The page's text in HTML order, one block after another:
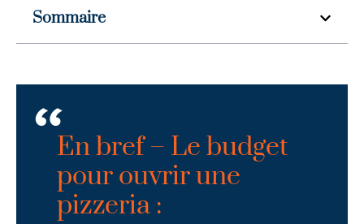
Sommaire
En bref – Le budget
pour ouvrir une
pizzeria :